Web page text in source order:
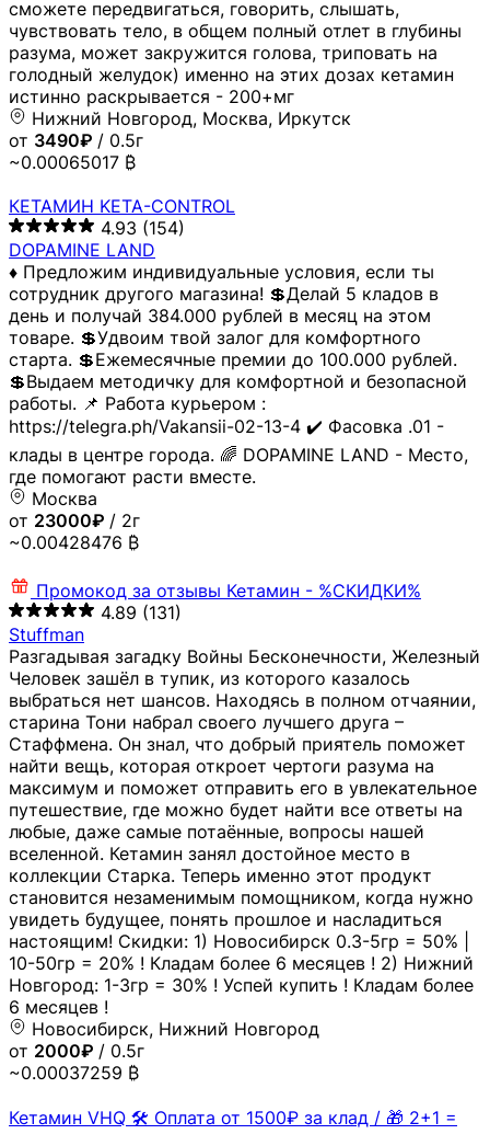
сможете передвигаться, говорить, слышать,
чувствовать тело, в общем полный отлет в глубины
разума, может закружится голова, триповать на
голодный желудок) именно на этих дозах кетамин
истинно раскрывается - 200+мг
Нижний Новгород, Москва, Иркутск
от 3490₽ / 0.5г
~0.00065017 ₿
КЕТАМИН KETA-CONTROL
4.93 (154)
DOPAMINE LAND
♦️ Предложим индивидуальные условия, если ты
сотрудник другого магазина! 💲Делай 5 кладов в
день и получай 384.000 рублей в месяц на этом
товаре. 💲Удвоим твой залог для комфортного
старта. 💲Ежемесячные премии до 100.000 рублей.
💲Выдаем методичку для комфортной и безопасной
работы. 📌 Работа курьером :
https://telegra.ph/Vakansii-02-13-4 ✔️ Фасовка .01 -
клады в центре города. 🌈 DOPAMINE LAND - Место,
где помогают расти вместе.
Москва
от 23000₽ / 2г
~0.00428476 ₿
Промокод за отзывы Кетамин - %СКИДКИ%
4.89 (131)
Stuffman
Разгадывая загадку Войны Бесконечности, Железный
Человек зашёл в тупик, из которого казалось
выбраться нет шансов. Находясь в полном отчаянии,
старина Тони набрал своего лучшего друга –
Стаффмена. Он знал, что добрый приятель поможет
найти вещь, которая откроет чертоги разума на
максимум и поможет отправить его в увлекательное
путешествие, где можно будет найти все ответы на
любые, даже самые потаённые, вопросы нашей
вселенной. Кетамин занял достойное место в
коллекции Старка. Теперь именно этот продукт
становится незаменимым помощником, когда нужно
увидеть будущее, понять прошлое и насладиться
настоящим! Скидки: 1) Новосибирск 0.3-5гр = 50% |
10-50гр = 20% ! Кладам более 6 месяцев ! 2) Нижний
Новгород: 1-3гр = 30% ! Успей купить ! Кладам более
6 месяцев !
Новосибирск, Нижний Новгород
от 2000₽ / 0.5г
~0.00037259 ₿
Кетамин VHQ 🛠 Оплата от 1500₽ за клад / 🎁 2+1 =